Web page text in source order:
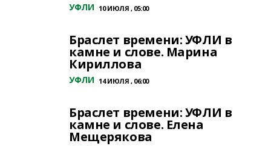
УФЛИ 10 ИЮЛЯ , 05:00
Браслет времени: УФЛИ в
камне и слове. Марина
Кириллова
УФЛИ 14 ИЮЛЯ , 06:00
Браслет времени: УФЛИ в
камне и слове. Елена
Мещерякова